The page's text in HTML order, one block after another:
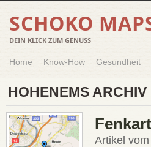
SCHOKO
DEIN KLICK ZUM GENUSS
Home Know-How Gesundheit
HOHENEMS ARCHIV
Artikel